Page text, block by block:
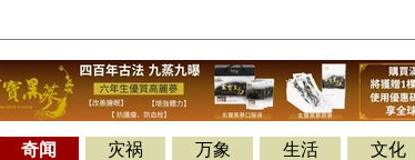
奇闻 灾祸 万象 生活 文化